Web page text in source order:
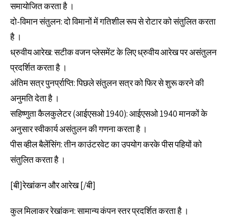
समायोजित करता है ।
दो-विमान संतुलन: दो विमानों में गतिशील रूप से रोटार को संतुलित करता
है ।
ध्रुवीय आरेख: सटीक वजन प्लेसमेंट के लिए ध्रुवीय आरेख पर असंतुलन
प्रदर्शित करता है ।
अंतिम सत्र पुनर्प्राप्ति: पिछले संतुलन सत्र को फिर से शुरू करने की
अनुमति देता है ।
सहिष्णुता कैलकुलेटर (आईएसओ 1940): आईएसओ 1940 मानकों के
अनुसार स्वीकार्य असंतुलन की गणना करता है ।
पीस व्हील बैलेंसिंग: तीन काउंटरवेट का उपयोग करके पीस पहियों को
संतुलित करता है ।
[बी]रेखांकन और आरेख [/बी]
कुल मिलाकर रेखांकन: सामान्य कंपन स्तर प्रदर्शित करता है ।